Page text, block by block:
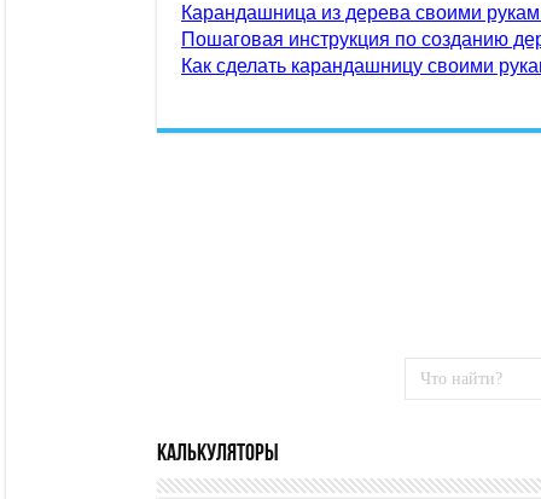
Карандашница из дерева своими
Пошаговая инструкция по созданию
Как сделать карандашницу своими
Калькуляторы